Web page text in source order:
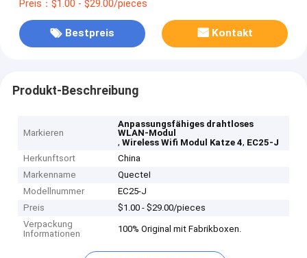
Preis：$1.00 - $29.00/pieces
Bestpreis Kontakt
Produkt-Beschreibung
Markieren
Anpassungsfähiges drahtloses
WLAN-Modul
,Wireless Wifi Modul Katze 4, EC25-J
Herkunftsort
China
Markenname
QuecteI
Modellnummer
EC25-J
Preis
$1.00 - $29.00/pieces
Verpackung
Informationen
100% Original mit Fabrikboxen.